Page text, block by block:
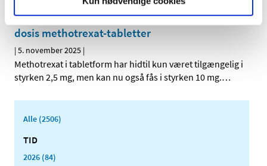
Risiko for alvorlige bivirkninger ved for høj
dosis methotrexat-tabletter
| 5. november 2025 |
Methotrexat i tabletform har hidtil kun været tilgængelig i
styrken 2,5 mg, men kan nu også fås i styrken 10 mg.…
Alle (2506)
TID
2026 (84)